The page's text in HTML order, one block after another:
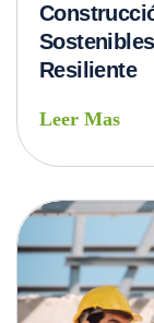
Resiliente
Leer Mas